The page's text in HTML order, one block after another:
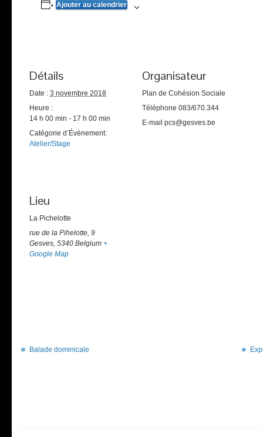
Ajouter au calendrier
Détails
Date : 3 novembre 2018
Heure :
14 h 00 min - 17 h 00 min
Catégorie d’Évènement:
Atelier/Stage
Organisateur
Plan de Cohésion Sociale
Téléphone 083/670.344
E-mail pcs@gesves.be
Lieu
La Pichelotte
rue de la Pihelotte, 9
Gesves, 5340 Belgium +
Google Map
Balade dominicale